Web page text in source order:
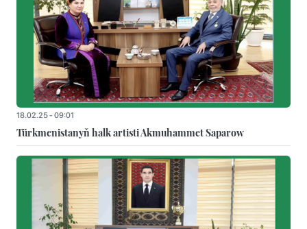
18.02.25 - 09:01
Türkmenistanyň halk artisti Akmuhammet Saparow